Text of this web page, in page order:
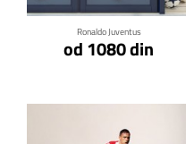
Ronaldo Juventus
od 1080 din